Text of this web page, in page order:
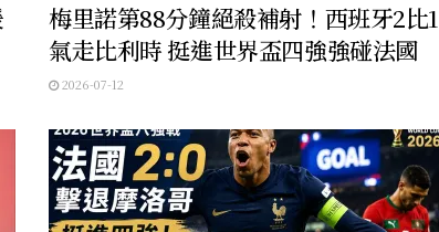
梅里諾第88分鐘絕殺補射！西班牙2比1
氣走比利時 挺進世界盃四強強碰法國
2026-07-12